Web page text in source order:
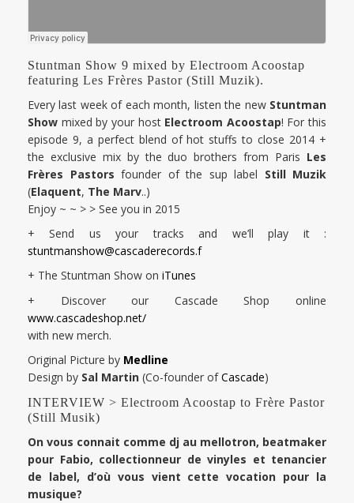
Stuntman Show 9 mixed by Electroom Acoostap
featuring Les Frères Pastor (Still Muzik).
Every last week of each month, listen the new Stuntman
Show mixed by your host Electroom Acoostap! For this
episode 9, a perfect blend of hot stuffs to close 2014 +
the exclusive mix by the duo brothers from Paris Les
Frères Pastors founder of the sup label Still Muzik
(Elaquent, The Marv..)
Enjoy ~ ~ > > See you in 2015
+ Send us your tracks and we’ll play it :
stuntmanshow@cascaderecords.f
+ The Stuntman Show on iTunes
+ Discover our Cascade Shop online
www.cascadeshop.net/
with new merch.
Original Picture by Medline
Design by Sal Martin (Co-founder ofCascade)
​INTERVIEW > Electroom Acoostap to Frère Pastor
(Still Musik)
On vous connait comme dj au mellotron, beatmaker
pour Fabio, collectionneur de vinyles et tenancier
de label, d’où vous vient cette vocation pour la
musique?